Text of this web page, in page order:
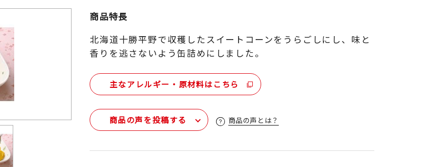
商品特長
北海道十勝平野で収穫したスイートコーンをうらごしにし、味と
香りを逃さないよう缶詰めにしました。
主なアレルギー・原材料はこちら
商品の声を投稿する 商品の声とは？